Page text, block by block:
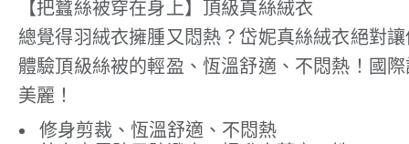
【把蠶絲被穿在身上】頂級真絲絨衣
總覺得羽絨衣擁腫又悶熱？岱妮真絲絨衣絕對
體驗頂級絲被的輕盈、恆溫舒適、不悶熱！國
美麗！
修身剪裁、恆溫舒適、不悶熱